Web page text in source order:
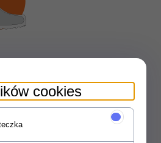
buta
w stawie
cookies